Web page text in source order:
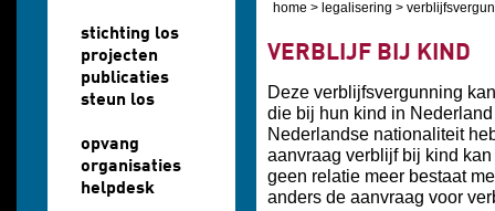
stichting los
projecten
publicaties
steun los
opvang
organisaties
helpdesk
u bent hier
home > legalisering >
VERBLIJF BIJ KIND
Deze verblijfsvergunning
die bij hun kind in
Nederlandse nationaliteit
aanvraag verblijf bij kind
geen relatie meer bestaat
anders de aanvraag voor